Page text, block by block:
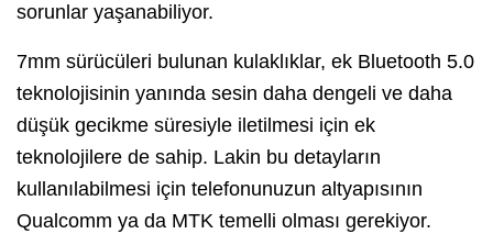
sorunlar yaşanabiliyor.
7mm sürücüleri bulunan kulaklıklar, ek Bluetooth 5.0
teknolojisinin yanında sesin daha dengeli ve daha
düşük gecikme süresiyle iletilmesi için ek
teknolojilere de sahip. Lakin bu detayların
kullanılabilmesi için telefonunuzun altyapısının
Qualcomm ya da MTK temelli olması gerekiyor.